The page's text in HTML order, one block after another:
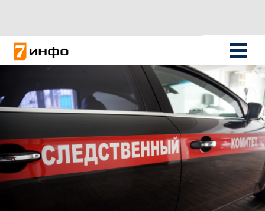
Новости России
Политика
Новости мира
О НАС
ПОИСК ПО САЙТУ